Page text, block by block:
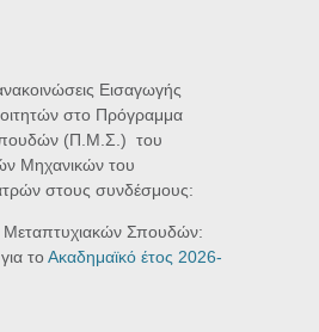
Εισαγωγής
στο Πρόγραμμα
(Π.Μ.Σ.) του
Μηχανικών του
στους συνδέσμους:
Σπουδών:
τοΑκαδημαϊκό έτος 2026-